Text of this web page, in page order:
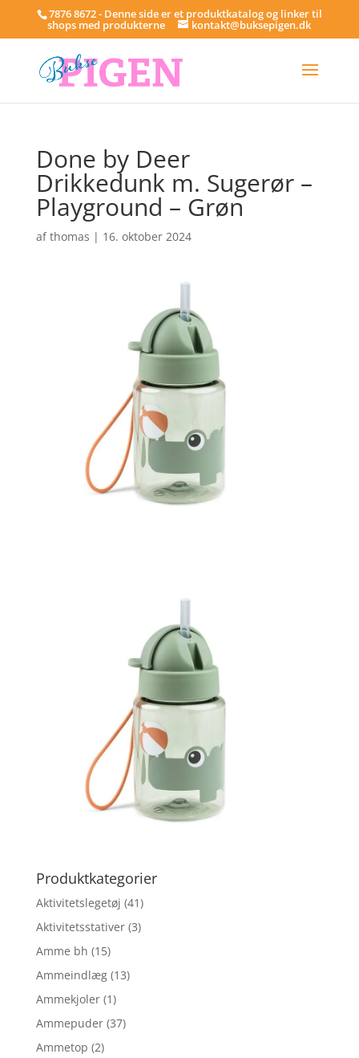
7876 8672 - Denne side er et produktkatalog og linker til
shops med produkterne kontakt@buksepigen.dk
Done by Deer
Drikkedunk m. Sugerør –
Playground – Grøn
afthomas | 16. oktober 2024
Produktkategorier
Aktivitetslegetøj (41)
Aktivitetsstativer (3)
Amme bh (15)
Ammeindlæg (13)
Ammekjoler (1)
Ammepuder (37)
Ammetop (2)